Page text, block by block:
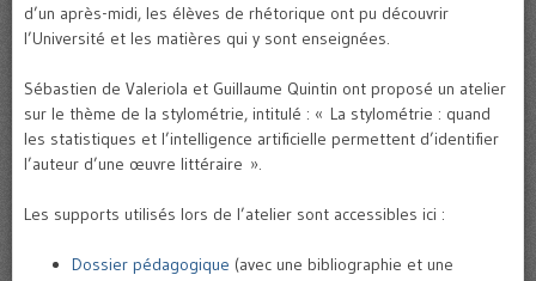
d’un après-midi, les élèves de rhétorique ont pu découvrir
l’Université et les matières qui y sont enseignées.
Sébastien de Valeriola et Guillaume Quintin ont proposé un atelier
sur le thème de la stylométrie, intitulé : « La stylométrie : quand
les statistiques et l’intelligence artificielle permettent d’identifier
l’auteur d’une œuvre littéraire ».
Les supports utilisés lors de l’atelier sont accessibles ici :
Dossier pédagogique (avec une bibliographie et une